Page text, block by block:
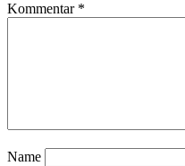
Kommentar *
Name